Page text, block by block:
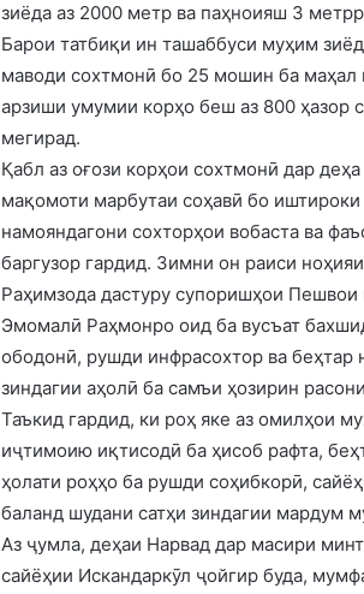
зиёда аз 2000 метр ва паҳноияш 3
Барои татбиқи ин ташаббуси муҳим
маводи сохтмонӣ бо 25 мошин ба маҳал
арзиши умумии корҳо беш аз 800 ҳазор
мегирад.
Қабл аз оғози корҳои сохтмонӣ дар
мақомоти марбутаи соҳавӣ бо иштироки
намояндагони сохторҳои вобаста ва
баргузор гардид. Зимни он раиси
Раҳимзода дастуру супоришҳои
Эмомалӣ Раҳмонро оид ба вусъат
ободонӣ, рушди инфрасохтор ва беҳтар
зиндагии аҳолӣ ба самъи ҳозирин
Таъкид гардид, ки роҳ яке аз омилҳои
иҷтимоию иқтисодӣ ба ҳисоб рафта,
ҳолати роҳҳо ба рушди соҳибкорӣ,
баланд шудани сатҳи зиндагии мардум
Аз ҷумла, деҳаи Нарвад дар масири
сайёҳии Искандаркӯл ҷойгир буда,